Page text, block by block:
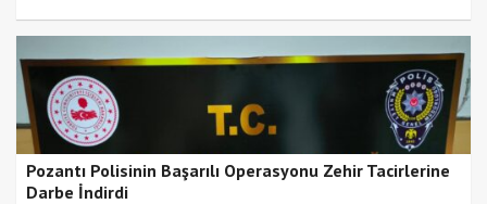
Pozantı Polisinin Başarılı Operasyonu Zehir Tacirlerine
Darbe İndirdi